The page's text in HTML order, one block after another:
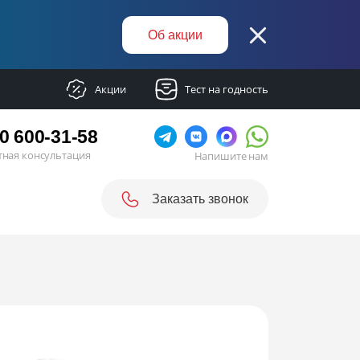
Об акции
Акции Тест на годность
600-31-58
консультация Напишите нам
Заказать звонок